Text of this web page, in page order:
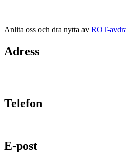
Anlita oss och dra nytta av ROT-
Adress
Telefon
E-post